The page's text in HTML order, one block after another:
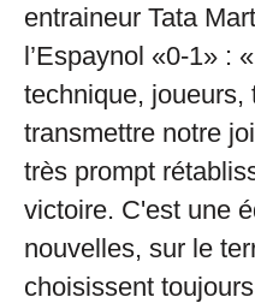
entraineur Tata
l’Espaynol «0-1» :
technique, joueurs,
transmettre notre
très prompt
victoire. C'est une
nouvelles, sur le
choisissent